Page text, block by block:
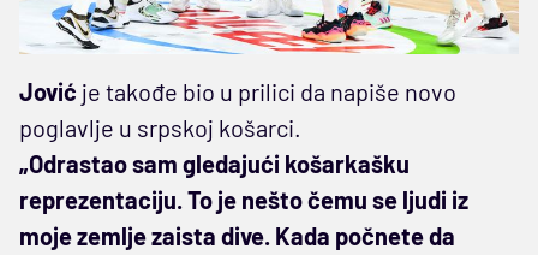
Jović je takođe bio u prilici da napiše novo
poglavlje u srpskoj košarci.
„Odrastao sam gledajući košarkašku
reprezentaciju. To je nešto čemu se ljudi iz
moje zemlje zaista dive. Kada počnete da